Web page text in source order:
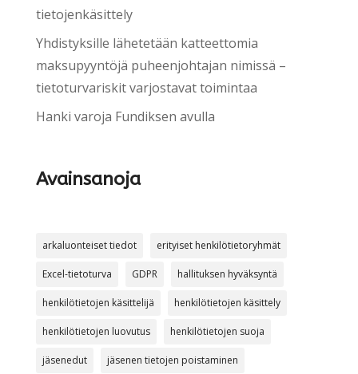
tietojenkäsittely
Yhdistyksille lähetetään katteettomia
maksupyyntöjä puheenjohtajan nimissä –
tietoturvariskit varjostavat toimintaa
Hanki varoja Fundiksen avulla
Avainsanoja
arkaluonteiset tiedot erityiset henkilötietoryhmät
Excel-tietoturva GDPR hallituksen hyväksyntä
henkilötietojen käsittelijä henkilötietojen käsittely
henkilötietojen luovutus henkilötietojen suoja
jäsenedut jäsenen tietojen poistaminen